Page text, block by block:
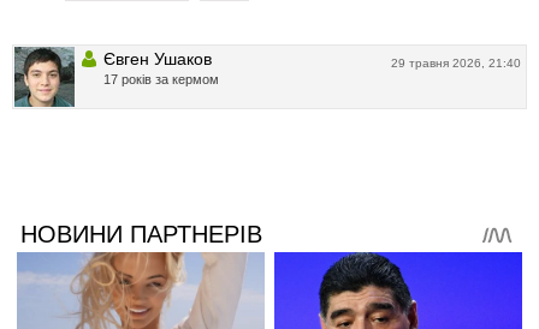
29 травня 2026, 21:40
Євген Ушаков
17 років за кермом